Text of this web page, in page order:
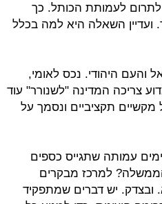
לתרום לעמותת הכותל. כך
ועדיין השאלה היא למה בכלל
והעם היהודי. נכס לאומי,
צריכה המדינה "לשנורר" עוד
תקציביים ונסמך על
עמותה שתגייס כספים
למרכז מבקרים
ובצדק. יש דברים שמתפקיד